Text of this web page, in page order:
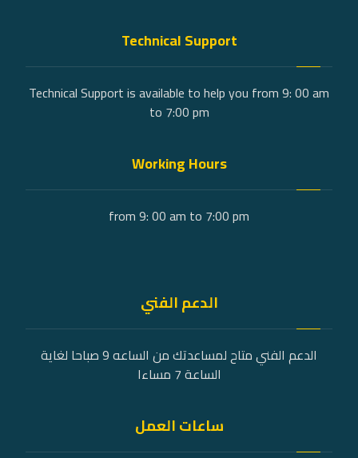
Technical Support
Technical Support is available to help you from 9: 00 am
to 7:00 pm
Working Hours
from 9: 00 am to 7:00 pm
الدعم الفني
الدعم الفني متاح لمساعدتك من الساعه 9 صباحا لغاية
الساعة 7 مساءا
ساعات العمل